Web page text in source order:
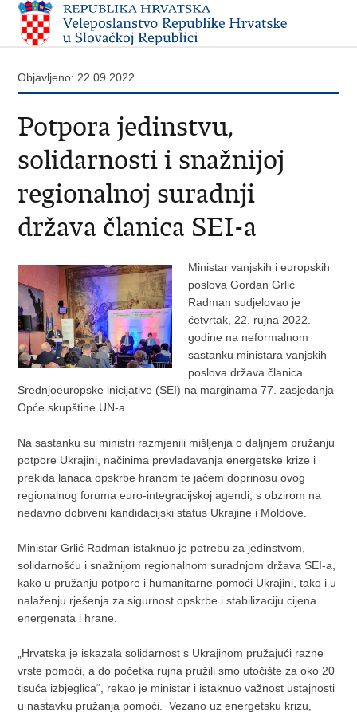
Objavljeno: 22.09.2022.
Potpora jedinstvu,
solidarnosti i snažnijoj
regionalnoj suradnji
država članica SEI-a
Ministar vanjskih i europskih
poslova Gordan Grlić
Radman sudjelovao je
četvrtak, 22. rujna 2022.
godine na neformalnom
sastanku ministara vanjskih
poslova država članica
Srednjoeuropske inicijative (SEI) na marginama 77. zasjedanja
Opće skupštine UN-a.
Na sastanku su ministri razmjenili mišljenja o daljnjem pružanju
potpore Ukrajini, načinima prevladavanja energetske krize i
prekida lanaca opskrbe hranom te jačem doprinosu ovog
regionalnog foruma euro-integracijskoj agendi, s obzirom na
nedavno dobiveni kandidacijski status Ukrajine i Moldove.
Ministar Grlić Radman istaknuo je potrebu za jedinstvom,
solidarnošću i snažnijom regionalnom suradnjom država SEI-a,
kako u pružanju potpore i humanitarne pomoći Ukrajini, tako i u
nalaženju rješenja za sigurnost opskrbe i stabilizaciju cijena
energenata i hrane.
„Hrvatska je iskazala solidarnost s Ukrajinom pružajući razne
vrste pomoći, a do početka rujna pružili smo utočište za oko 20
tisuća izbjeglica“, rekao je ministar i istaknuo važnost ustajnosti
u nastavku pružanja pomoći. Vezano uz energetsku krizu,